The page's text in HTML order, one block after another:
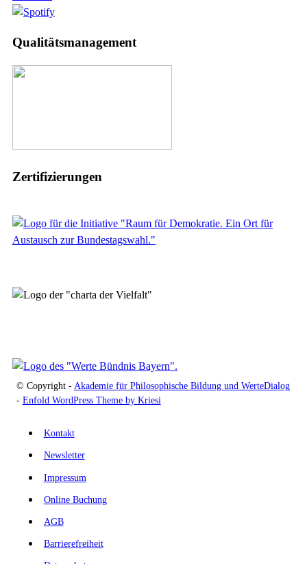
Qualitätsmanagement
Zertifizierungen
© Copyright - Akademie für Philosophische Bildung und WerteDialog
- Enfold WordPress Theme by Kriesi
Kontakt
Newsletter
Impressum
Online Buchung
AGB
Barrierefreiheit